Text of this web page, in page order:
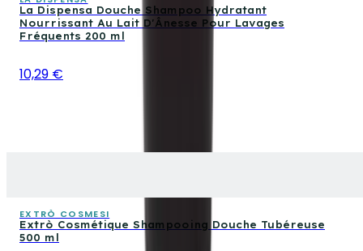
La Dispensa Douche Shampoo Hydratant
Nourrissant Au Lait D'Ânesse Pour Lavages
Fréquents 200 ml
10,29 €
EXTRÒ COSMESI
Extrò Cosmétique Shampooing Douche Tubéreuse
500 ml